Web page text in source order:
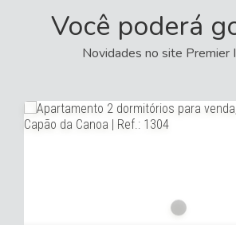
Você poderá
Novidades no site Premier